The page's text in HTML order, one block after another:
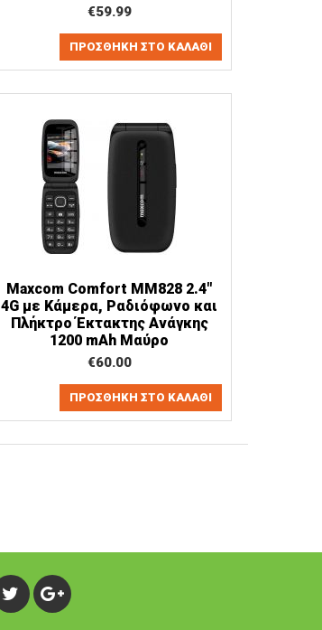
€59.99
ΠΡΟΣΘΉΚΗ ΣΤΟ ΚΑΛΆΘΙ
Maxcom Comfort MM828 2.4"
4G με Κάμερα, Ραδιόφωνο και
Πλήκτρο Έκτακτης Ανάγκης
1200 mAh Μαύρο
€60.00
ΠΡΟΣΘΉΚΗ ΣΤΟ ΚΑΛΆΘΙ